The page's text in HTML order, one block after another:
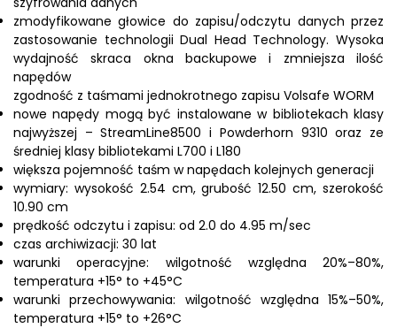
zmodyfikowane głowice do zapisu/odczytu danych przez
zastosowanie technologii Dual Head Technology. Wysoka
wydajność skraca okna backupowe i zmniejsza ilość
napędów
zgodność z taśmami jednokrotnego zapisu Volsafe WORM
nowe napędy mogą być instalowane w bibliotekach klasy
najwyższej – StreamLine8500 i Powderhorn 9310 oraz ze
średniej klasy bibliotekami L700 i L180
większa pojemność taśm w napędach kolejnych generacji
wymiary: wysokość 2.54 cm, grubość 12.50 cm, szerokość
10.90 cm
prędkość odczytu i zapisu: od 2.0 do 4.95 m/sec
czas archiwizacji: 30 lat
warunki operacyjne: wilgotność względna 20%–80%,
temperatura +15° to +45°C
warunki przechowywania: wilgotność względna 15%–50%,
temperatura +15° to +26°C